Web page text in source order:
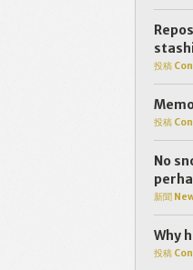
投稿
投稿
No
新聞
Why
投稿